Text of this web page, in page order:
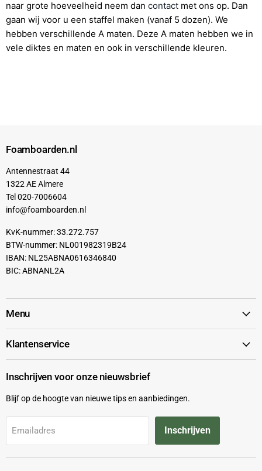
naar grote hoeveelheid neem dan contact met ons op. Dan
gaan wij voor u een staffel maken (vanaf 5 dozen). We
hebben verschillende A maten. Deze A maten hebben we in
vele diktes en maten en ook in verschillende kleuren.
Foamboarden.nl
Antennestraat 44
1322 AE Almere
Tel 020-7006604
info@foamboarden.nl
KvK-nummer: 33.272.757
BTW-nummer: NL001982319B24
IBAN: NL25ABNA0616346840
BIC: ABNANL2A
Menu
Klantenservice
Inschrijven voor onze nieuwsbrief
Blijf op de hoogte van nieuwe tips en aanbiedingen.
Emailadres Inschrijven